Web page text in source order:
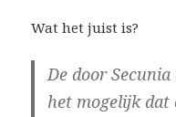
Wat het juist is?
De door
het mogelijk dat